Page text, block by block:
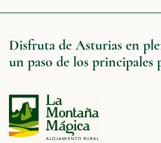
Disfruta de Asturias en
un paso de los principales